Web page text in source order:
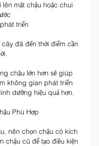
lên mặt chậu hoặc chui
triển
cây đã đến thời điểm cần
chậu lớn hơn sẽ giúp
không gian phát triển
dưỡng hiệu quả hơn.
Phù Hợp
nên chọn chậu có kích
chậu cũ để tạo điều kiện